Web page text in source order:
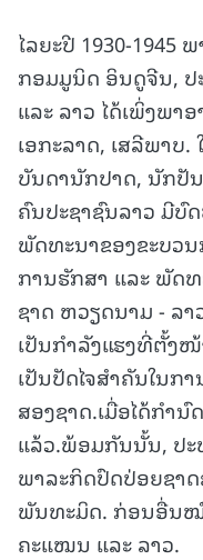
ໄລຍະປີ 1930-1945
ກອມມູນິດ ອິນດູຈີນ, ປ
ແລະ ລາວ ໄດ້ເພິ່ງພາ
ເອກະລາດ, ເສລີພາບ
ບັນດານັກປາດ, ນັກປັ
ຄົນປະຊາຊົນລາວ ມີບົ
ພັດທະນາຂອງຂະບວ
ການຮັກສາ ແລະ ພັດ
ຊາດ ຫວຽດນາມ - ລ
ເປັນກຳລັງແຮງທີ່ຕັ້ງ
ເປັນປັດໄຈສໍາຄັນໃນກ
ສອງຊາດ.ເມື່ອໄດ້ກໍາ
ແລ້ວ.ພ້ອມກັນນັ້ນ, ປະ
ພາລະກິດປົດປ່ອຍຊາ
ພັນທະມິດ. ກ່ອນອື່ນ
ຄະແໝນ ແລະ ລາວ.